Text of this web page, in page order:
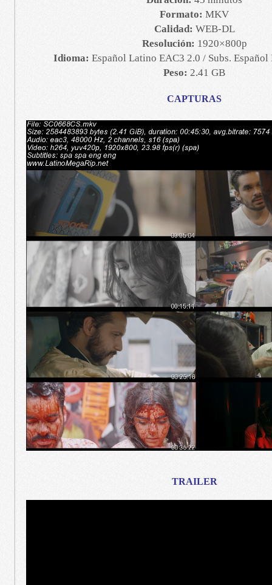
Formato: MKV
Calidad: WEB-DL
Resolución: 1920×800p
Idioma: Español Latino EAC3 2.0 / Subs.
Peso: 2.41 GB
CAPTURAS
TRAILER